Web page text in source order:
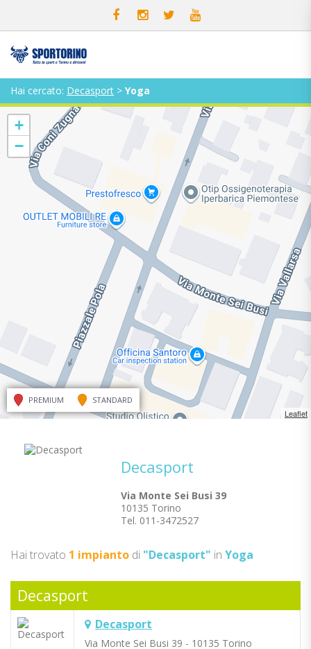
Hai cercato: Decasport > Yoga
+
−
Leaflet
PREMIUM STANDARD
Decasport
Via Monte Sei Busi 39
10135 Torino
Tel. 011-3472527
Hai trovato 1 impianto di "Decasport" in Yoga
Decasport
Decasport
Via Monte Sei Busi 39 - 10135 Torino